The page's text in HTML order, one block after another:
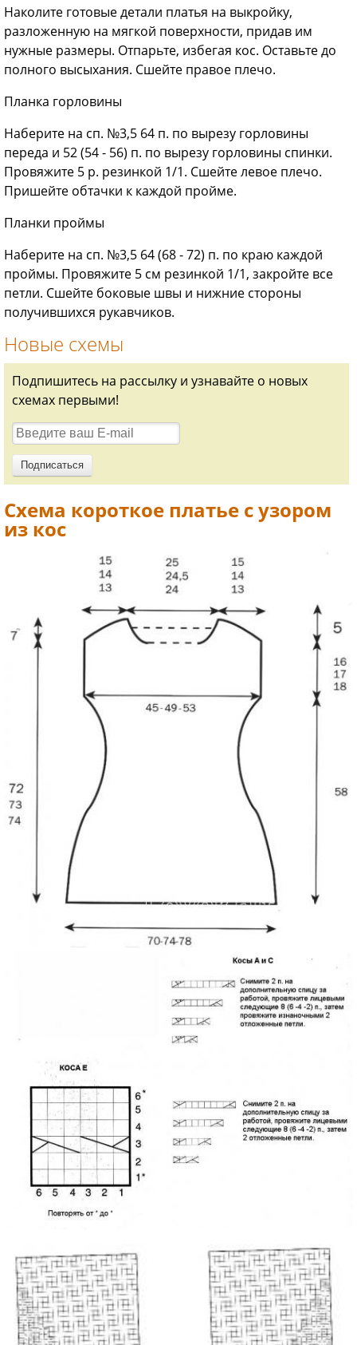
Наколите готовые детали платья на выкройку,
разложенную на мягкой поверхности, придав им
нужные размеры. Отпарьте, избегая кос. Оставьте до
полного высыхания. Сшейте правое плечо.
Планка горловины
Наберите на сп. №3,5 64 п. по вырезу горловины
переда и 52 (54 - 56) п. по вырезу горловины спинки.
Провяжите 5 р. резинкой 1/1. Сшейте левое плечо.
Пришейте обтачки к каждой пройме.
Планки проймы
Наберите на сп. №3,5 64 (68 - 72) п. по краю каждой
проймы. Провяжите 5 см резинкой 1/1, закройте все
петли. Сшейте боковые швы и нижние стороны
получившихся рукавчиков.
Новые схемы
Подпишитесь на рассылку и узнавайте о новых
схемах первыми!
Схема короткое платье с узором
из кос